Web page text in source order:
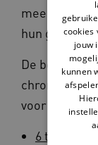
meerdere of
hun
De
chronische
voor de
6 tips
cookies
jouw
kunnen